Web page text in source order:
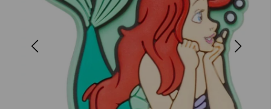
Previous Next